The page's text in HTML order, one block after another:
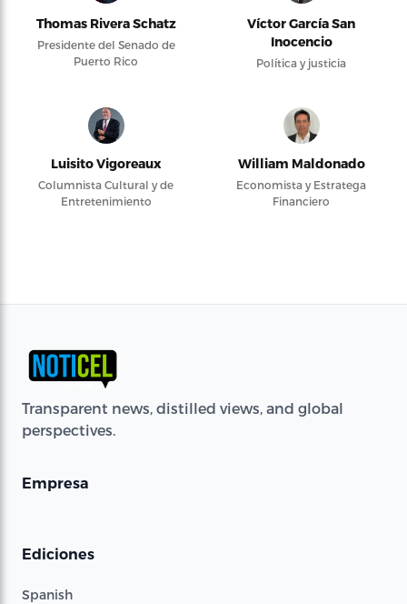
Thomas Rivera Schatz
Presidente del Senado de
Puerto Rico
Víctor García San
Inocencio
Política y justicia
Luisito Vigoreaux
Columnista Cultural y de
Entretenimiento
William Maldonado
Economista y Estratega
Financiero
Transparent news, distilled views, and global
perspectives.
Empresa
Ediciones
Spanish